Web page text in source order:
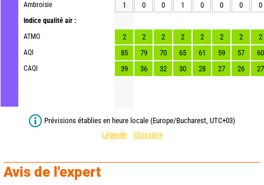
Ambroisie
Indice qualité air :
ATMO
AQI
CAQI
1
0 0 1 0 0 0 0
2 2 2 2 2 2 2
2
85
79 70 65 61 59 57
60
39
36 32 30 28 27 26 27
Prévisions établies en heure locale (Europe/Bucharest, UTC+03)
Légende
Glossaire
Avis de l'expert